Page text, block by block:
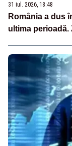
31 iul. 2026, 18:48
România a dus
ultima perioadă.